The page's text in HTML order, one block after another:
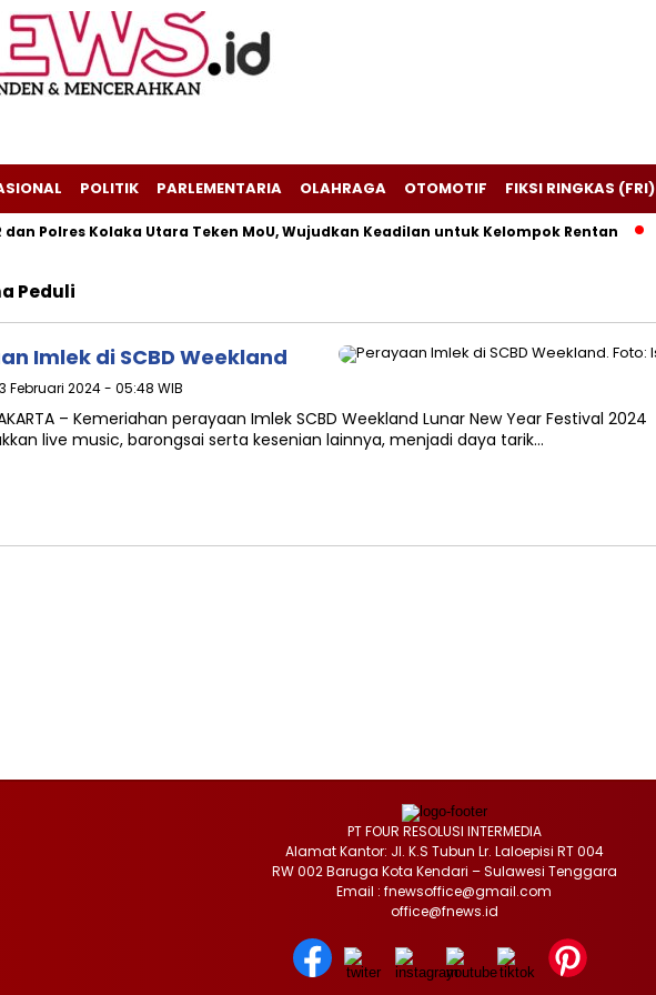
POLITIK PARLEMENTARIA OLAHRAGA OTOMOTIF FIKSI RINGKAS (FRI)
dan Polres Kolaka Utara Teken MoU, Wujudkan Keadilan untuk Kelompok Rentan
Peduli
Imlek di SCBD Weekland
Februari 2024 - 05:48 WIB
JAKARTA – Kemeriahan perayaan Imlek SCBD Weekland Lunar New Year Festival 2024
live music, barongsai serta kesenian lainnya, menjadi daya tarik…
PT FOUR RESOLUSI INTERMEDIA
Alamat Kantor: Jl. K.S Tubun Lr. Laloepisi RT 004
RW 002 Baruga Kota Kendari – Sulawesi Tenggara
Email : fnewsoffice@gmail.com
office@fnews.id